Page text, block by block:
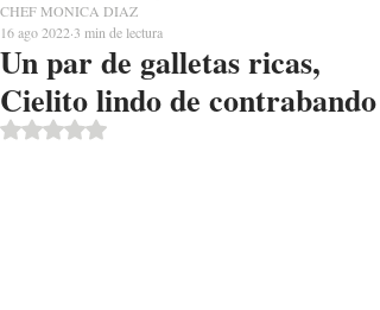
Un par de galletas ricas,
Cielito lindo de contrabando
CHEF MONICA DIAZ
16 ago 2022 3 min de lectura
Obtuvo NaN de 5 estrellas.